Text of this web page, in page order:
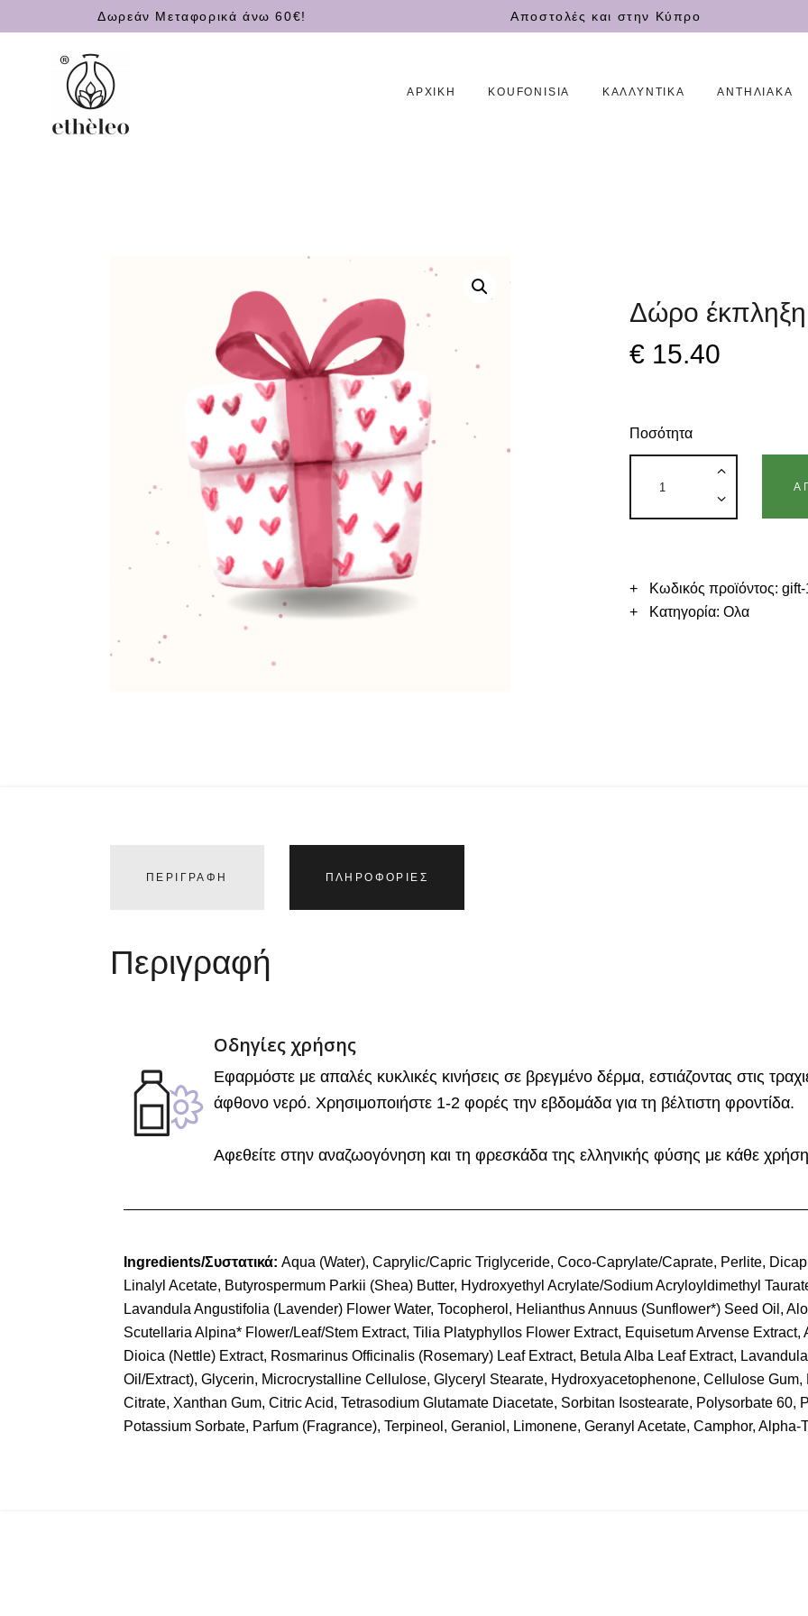
Δωρεάν Μεταφορικά άνω 60€! Αποστολές και στην Κύπρο
ΑΡΧΙΚΗ KOUFONISIA ΚΑΛΛΥΝΤΙΚΆ ΑΝΤΗΛΙΑΚΆ
ΑΡΧΙΚΗ
ΕΠΙΚΟΙΝΩΝΙΑ
ΕΛΛ
Δώρο έκπληξη
€ 15.40
Ποσότητα
Κωδικός προϊόντος:gift-
Κατηγορία:Ολα
ΠΕΡΙΓΡΑΦΉ ΠΛΗΡΟΦΟΡΊΕΣ
Περιγραφή
Οδηγίες χρήσης
Εφαρμόστε με απαλές κυκλικές κινήσεις σε βρεγμένο δέρμα, εστιάζοντας στις
άφθονο νερό. Χρησιμοποιήστε 1-2 φορές την εβδομάδα για τη βέλτιστη φροντίδα.
Αφεθείτε στην αναζωογόνηση και τη φρεσκάδα της ελληνικής φύσης με κάθε
Ingredients/Συστατικά: Aqua (Water), Caprylic/Capric Triglyceride, Coco-Caprylate/Caprate, Perlite,
Linalyl Acetate, Butyrospermum Parkii (Shea) Butter, Hydroxyethyl Acrylate/Sodium Acryloyldimethyl
Lavandula Angustifolia (Lavender) Flower Water, Tocopherol, Helianthus Annuus (Sunflower*) Seed Oil,
Scutellaria Alpina* Flower/Leaf/Stem Extract, Tilia Platyphyllos Flower Extract, Equisetum Arvense
Dioica (Nettle) Extract, Rosmarinus Officinalis (Rosemary) Leaf Extract, Betula Alba Leaf Extract,
Oil/Extract), Glycerin, Microcrystalline Cellulose, Glyceryl Stearate, Hydroxyacetophenone, Cellulose
Citrate, Xanthan Gum, Citric Acid, Tetrasodium Glutamate Diacetate, Sorbitan Isostearate, Polysorbate 60,
Potassium Sorbate, Parfum (Fragrance), Terpineol, Geraniol, Limonene, Geranyl Acetate, Camphor, Alpha-